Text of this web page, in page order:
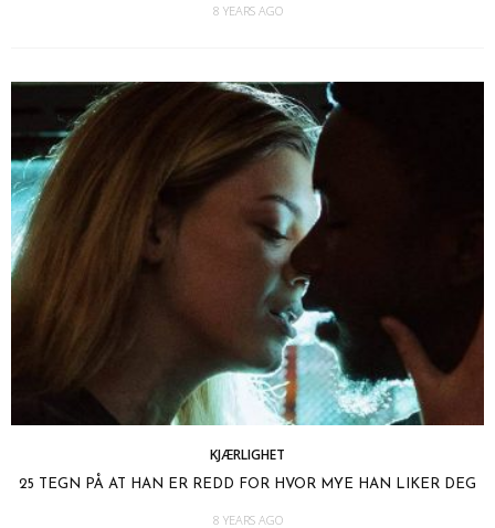
8 YEARS AGO
KJÆRLIGHET
25 TEGN PÅ AT HAN ER REDD FOR HVOR MYE HAN LIKER DEG
8 YEARS AGO